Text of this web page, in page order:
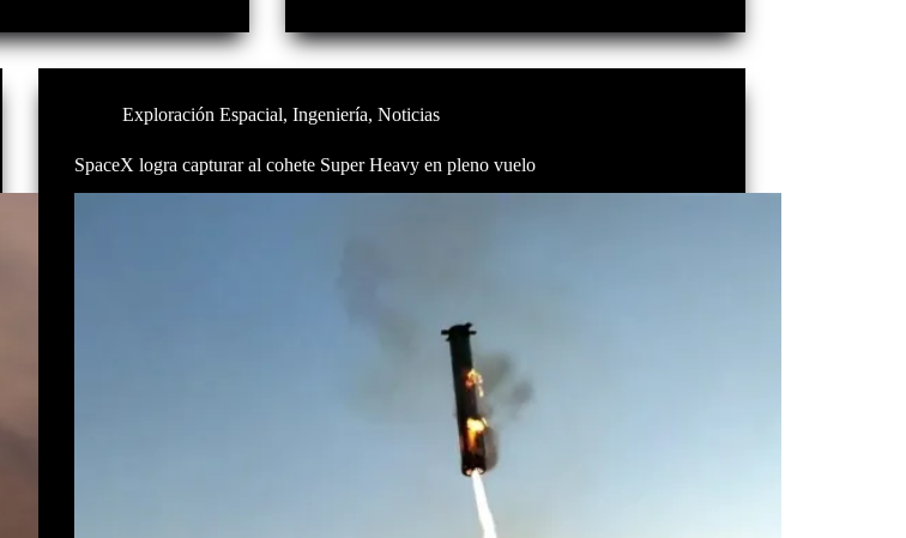
Exploración Espacial, Ingeniería, Noticias
SpaceX logra capturar al cohete Super Heavy en pleno vuelo